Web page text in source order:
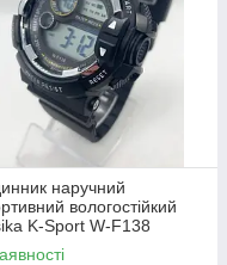
наручний
вологостійкий
K-Sport W-F138
( код: IBW873BS )